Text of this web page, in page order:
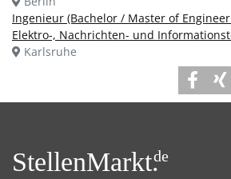
Ingenieur (Bachelor / Master of
Elektro-, Nachrichten- und
Karlsruhe
StellenMarkt.de